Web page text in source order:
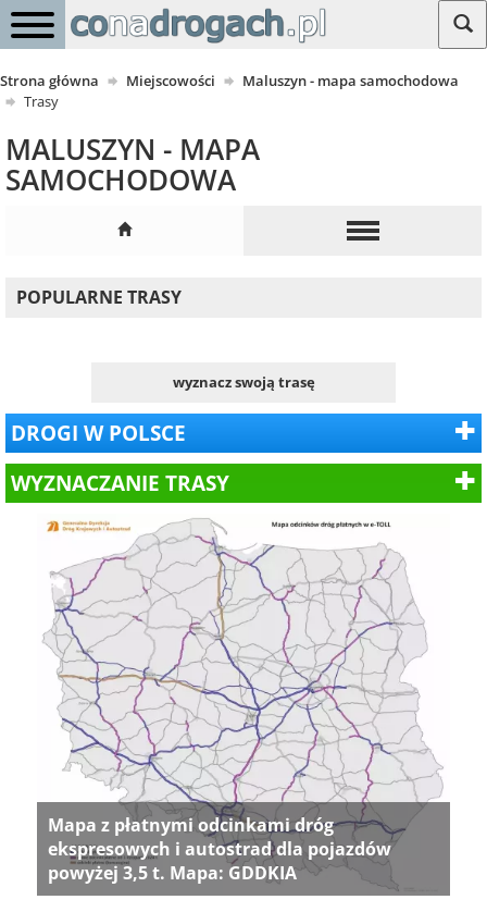
Strona główna Miejscowości
Maluszyn - mapa samochodowa
Trasy
MALUSZYN - MAPA
SAMOCHODOWA
POPULARNE TRASY
wyznacz swoją trasę
DROGI W POLSCE
WYZNACZANIE TRASY
Mapa z płatnymi odcinkami dróg
ekspresowych i autostrad dla pojazdów
powyżej 3,5 t. Mapa: GDDKIA